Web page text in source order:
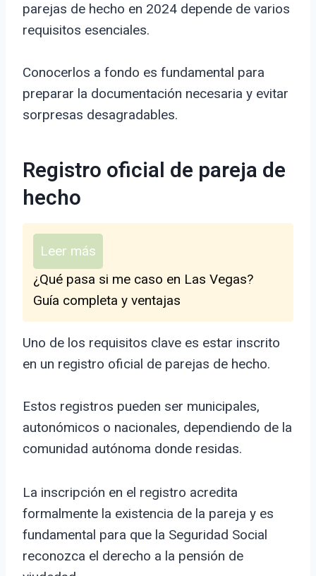
parejas de hecho en 2024 depende de varios
requisitos esenciales.
Conocerlos a fondo es fundamental para
preparar la documentación necesaria y evitar
sorpresas desagradables.
Registro oficial de pareja de
hecho
Leer más
¿Qué pasa si me caso en Las Vegas?
Guía completa y ventajas
Uno de los requisitos clave es estar inscrito
en un registro oficial de parejas de hecho.
Estos registros pueden ser municipales,
autonómicos o nacionales, dependiendo de la
comunidad autónoma donde residas.
La inscripción en el registro acredita
formalmente la existencia de la pareja y es
fundamental para que la Seguridad Social
reconozca el derecho a la pensión de